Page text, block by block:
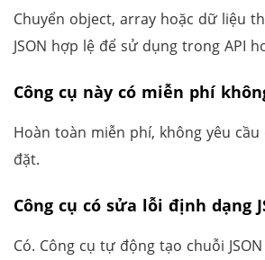
Chuyển object, array hoặc dữ liệu
JSON hợp lệ để sử dụng trong API
Công cụ này có miễn phí
Hoàn toàn miễn phí, không yêu cầu
đặt.
Công cụ có sửa lỗi định dạng
Có. Công cụ tự động tạo chuỗi